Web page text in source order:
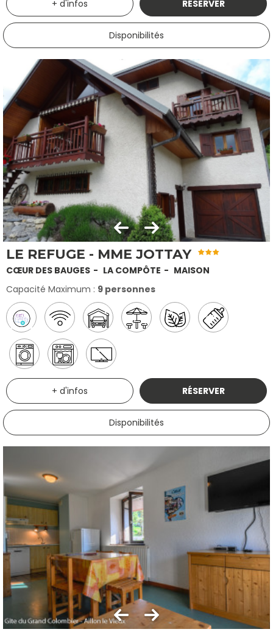
+ d'infos RÉSERVER
Disponibilités
LE REFUGE - MME JOTTAY
CŒUR DES BAUGES LA COMPÔTE
MAISON
Capacité Maximum : 9 personnes
+ d'infos RÉSERVER
Disponibilités